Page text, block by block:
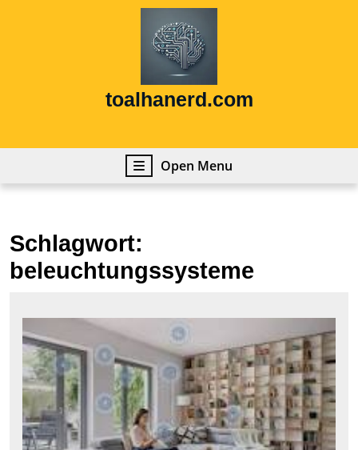
toalhanerd.com
Open Menu
Schlagwort:
beleuchtungssysteme
Die
des